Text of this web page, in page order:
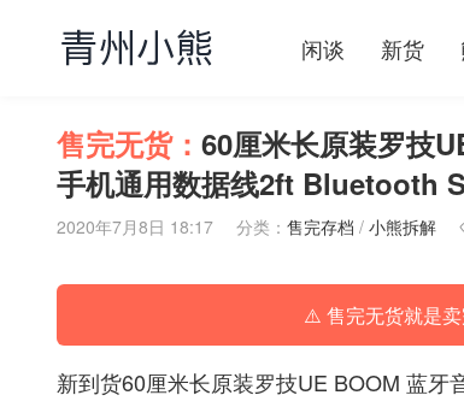
闲谈 新货
售完无货： 60厘米长原装罗技
手机通用数据线2ft Bluetooth
2020年7月8日 18:17 分类： 售完存档 / 小熊拆解
⚠️ 售完无货就是
新到货60厘米长原装罗技UE BOOM 蓝